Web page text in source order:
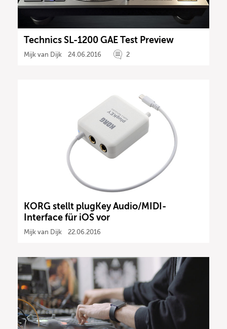
Technics SL-1200 GAE Test Preview
Mijk van Dijk 24.06.2016 2
KORG stellt plugKey Audio/MIDI-
Interface für iOS vor
Mijk van Dijk 22.06.2016